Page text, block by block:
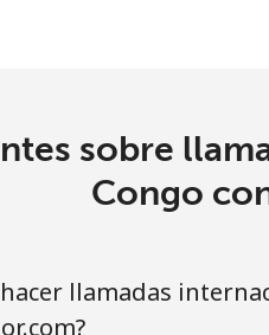
sobre
Congo
llamadas